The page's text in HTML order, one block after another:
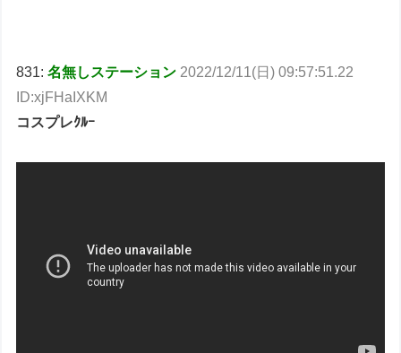
831:名無しステーション 2022/12/11(日) 09:57:51.22
ID:xjFHaIXKM
コスプレｸﾙｰ